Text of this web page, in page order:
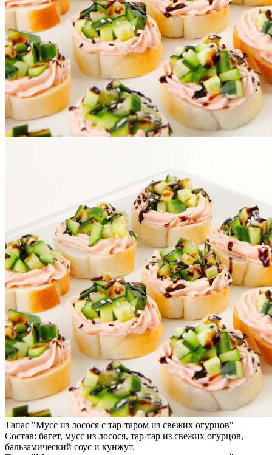
Тапас "Мусс из лосося с тар-таром из свежих огурцов"
Состав: багет, мусс из лосося, тар-тар из свежих огурцов,
бальзамический соус и кунжут.